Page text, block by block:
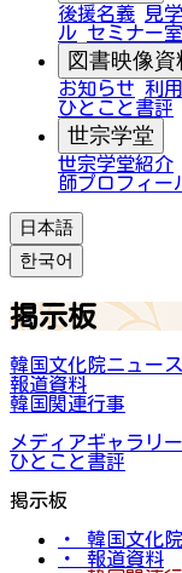
後援名義 見
ル セミナー室
図書映像資
お知らせ 利
ひとこと書評
世宗学堂
世宗学堂紹介
師プロフィー
日本語
한국어
掲示板
韓国文化院ニュース
報道資料
韓国関連行事
メディアギャラリー
ひとこと書評
掲示板
・ 韓国文化
・ 報道資料